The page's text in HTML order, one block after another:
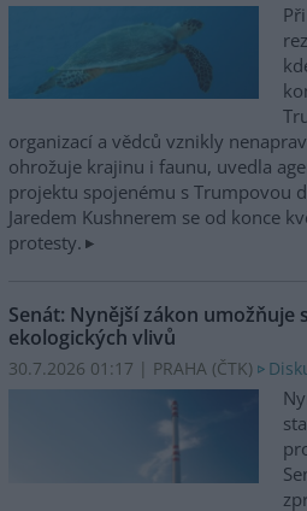
organizací a vědců vznikly
ohrožuje krajinu i faunu, uvedla
projektu spojenému s Trumpovou
Jaredem Kushnerem se od konce
protesty.
Senát: Nynější zákon
ekologických vlivů
30.7.2026 01:17 | PRAHA (ČTK)